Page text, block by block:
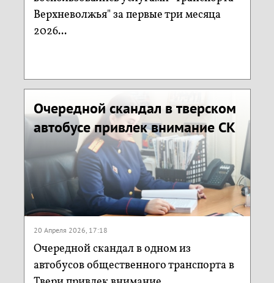
Верхневолжья" за первые три месяца
2026...
Очередной скандал в тверском
автобусе привлек внимание СК
20 Апреля 2026, 17:18
Очередной скандал в одном из
автобусов общественного транспорта в